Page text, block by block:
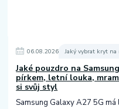
06.08.2026 Jaký vybrat kryt
Jaké pouzdro na
pírkem, letní louka,
si svůj styl
Samsung Galaxy A27 5G